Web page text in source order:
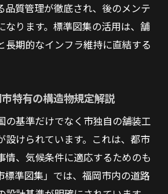
品質管理が徹底され、後のメンテ
なります。標準図集の活用は、舗
長期的なインフラ維持に直結する
特有の構造物規定解説
の基準だけでなく市独自の舗装工
設けられています。これは、都市
情、気候条件に適応するためのも
標準図集」では、福岡市内の道路